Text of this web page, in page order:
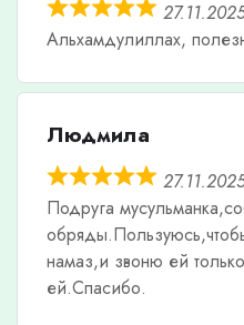
Альхамдулиллах,
Людмила
Подруга
намаз,и звоню ей
ей.Спасибо.